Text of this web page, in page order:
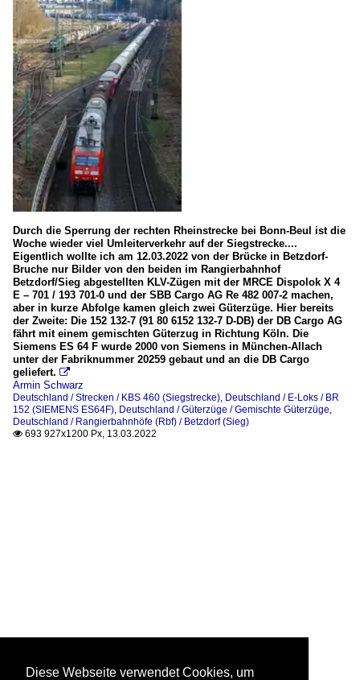
Durch die Sperrung der rechten Rheinstrecke bei Bonn-Beul ist die
Woche wieder viel Umleiterverkehr auf der Siegstrecke....
Eigentlich wollte ich am 12.03.2022 von der Brücke in Betzdorf-
Bruche nur Bilder von den beiden im Rangierbahnhof
Betzdorf/Sieg abgestellten KLV-Zügen mit der MRCE Dispolok X 4
E – 701 / 193 701-0 und der SBB Cargo AG Re 482 007-2 machen,
aber in kurze Abfolge kamen gleich zwei Güterzüge. Hier bereits
der Zweite: Die 152 132-7 (91 80 6152 132-7 D-DB) der DB Cargo AG
fährt mit einem gemischten Güterzug in Richtung Köln. Die
Siemens ES 64 F wurde 2000 von Siemens in München-Allach
unter der Fabriknummer 20259 gebaut und an die DB Cargo
geliefert. 
Armin Schwarz
Deutschland / Strecken / KBS 460 (Siegstrecke), Deutschland / E-Loks / BR
152 (SIEMENS ES64F), Deutschland / Güterzüge / Gemischte Güterzüge,
Deutschland / Rangierbahnhöfe (Rbf) / Betzdorf (Sieg)
 693 927x1200 Px, 13.03.2022
Diese Webseite verwendet Cookies, um